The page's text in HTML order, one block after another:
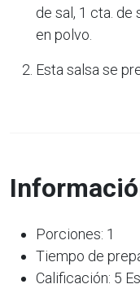
de sal, 1 cta. de
en polvo.
Esta salsa se
Porciones: 1
Tiempo de
Calificación: 5